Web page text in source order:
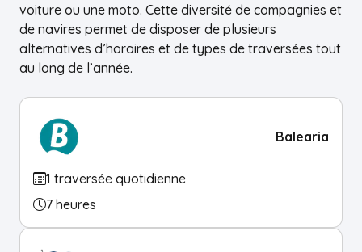
voiture ou une moto. Cette diversité de compagnies et
de navires permet de disposer de plusieurs
alternatives d’horaires et de types de traversées tout
au long de l’année.
Balearia
1 traversée quotidienne
7 heures